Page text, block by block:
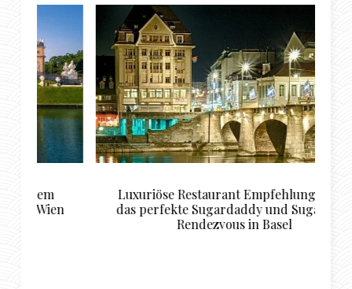
Luxuriöse Restaurant Empfehlungen für
das perfekte Sugardaddy und Sugarbabe
Rendezvous in Basel